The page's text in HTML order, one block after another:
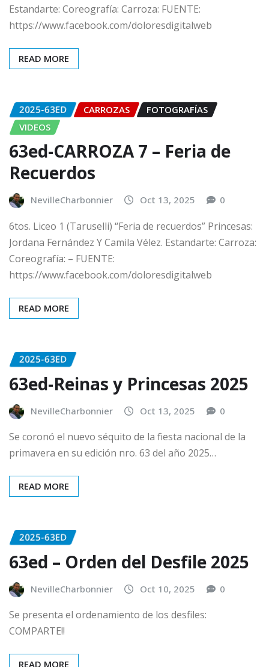
Estandarte: Coreografía: Carroza: FUENTE:
https://www.facebook.com/doloresdigitalweb
READ MORE
2025-63ED CARROZAS
FOTOGRAFÍAS
VIDEOS
63ed-CARROZA 7 – Feria de
Recuerdos
NevilleCharbonnier Oct 13, 2025 0
6tos. Liceo 1 (Taruselli) “Feria de recuerdos” Princesas:
Jordana Fernández Y Camila Vélez. Estandarte: Carroza:
Coreografía: – FUENTE:
https://www.facebook.com/doloresdigitalweb
READ MORE
2025-63ED
63ed-Reinas y Princesas 2025
NevilleCharbonnier Oct 13, 2025 0
Se coronó el nuevo séquito de la fiesta nacional de la
primavera en su edición nro. 63 del año 2025…
READ MORE
2025-63ED
63ed – Orden del Desfile 2025
NevilleCharbonnier Oct 10, 2025 0
Se presenta el ordenamiento de los desfiles:
COMPARTE!!
READ MORE